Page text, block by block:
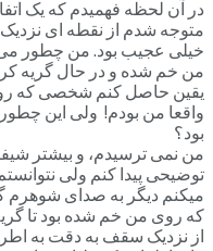
در آن لحظه فهمیدم که یک
متوجه شدم از نقطه ای
خیلی عجیب بود. من چطور
من خم شده و در حال گریه
یقین حاصل کنم شخصی که
واقعا من بودم! ولی این
بود؟
من نمی ترسیدم، و بیشتر
توضیحی پیدا کنم ولی
میکنم دیگر به صدای شوهرم
که روی من خم شده بود تا
از نزدیک سقف به دقت به